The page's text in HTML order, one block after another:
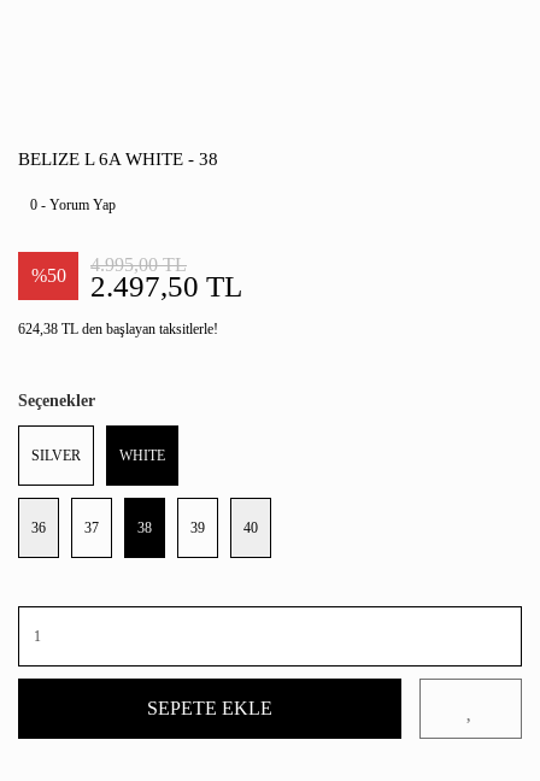
BELIZE L 6A WHITE - 38
0 - Yorum Yap
%50 2.497,50 TL
4.995,00 TL
624,38 TL den başlayan taksitlerle!
Seçenekler
SILVER WHITE
36 37 38 39 40
SEPETE EKLE